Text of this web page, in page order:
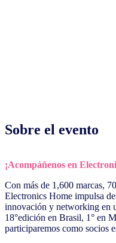
Sobre el evento
¡Acompáñenos en
Con más de 1,600 marcas,
Electronics Home impulsa
innovación y networking en
18°edición en Brasil, 1° en
participaremos como socios